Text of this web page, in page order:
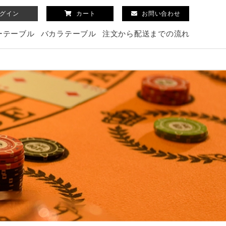
テーブル バカラテーブル 注文から配送までの流れ
イン カート お問い合わせ